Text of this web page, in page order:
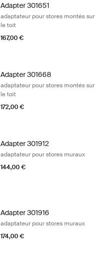
Adapter 301651
adaptateur pour stores montés sur
le toit
167,00 €
Adapter 301668
adaptateur pour stores montés sur
le toit
172,00 €
Adapter 301912
adaptateur pour stores muraux
144,00 €
Adapter 301916
adaptateur pour stores muraux
174,00 €